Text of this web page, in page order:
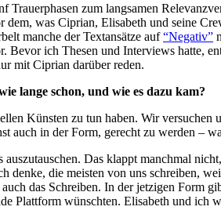
zum langsamen
was Ciprian, Elisabeth und seine
manche der Textansätze auf“Negativ”
ich Thesen und Interviews hatte,
mit Ciprian darüber reden.
lange schon, und wie es dazu kam?
Künsten zu tun haben. Wir
in der Form, gerecht zu werden –
Das klappt manchmal
die meisten von uns schreiben,
das Schreiben. In der jetzigen Form
Plattform wünschten. Elisabeth und ich